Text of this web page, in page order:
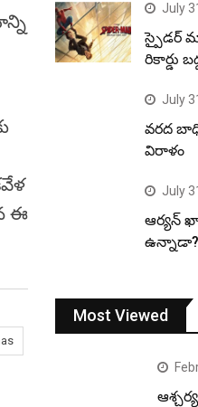
ఈ
July
స్పైడర్
రికార్డు
July
వరద
విరాళం
July
ఆర్యన్
ఉన్నాడా?
Most Viewed